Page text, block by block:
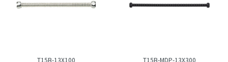
T15B-13X100 T15B-MDP-13X300